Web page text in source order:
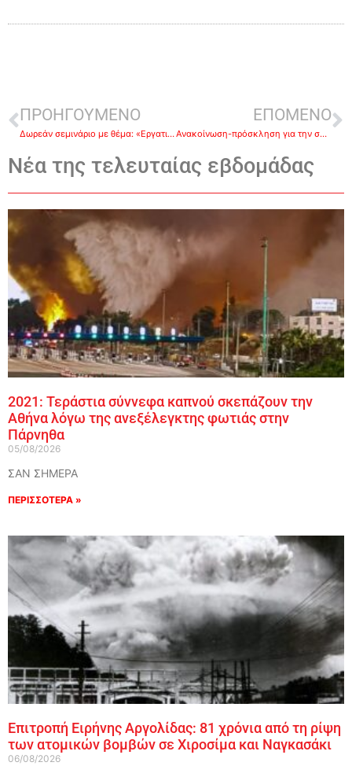
ΠΡΟΗΓΟΥΜΕΝΟ
Δωρεάν σεμινάριο με θέμα: «Εργατικά Θέματα – Ψηφιακή Κάρτα Εργασίας» από το Επιμελητήρια Αργολίδας
ΕΠΟΜΕΝΟ
Ανακοίνωση-πρόσκληση για την συνέλευση της νέας δημοτικής παράταξης στο Αργος
Νέα της τελευταίας εβδομάδας
2021: Τεράστια σύννεφα καπνού σκεπάζουν την
Αθήνα λόγω της ανεξέλεγκτης φωτιάς στην
Πάρνηθα
05/08/2026
ΣΑΝ ΣΗΜΕΡΑ
ΠΕΡΙΣΣΟΤΕΡΑ »
Επιτροπή Ειρήνης Αργολίδας: 81 χρόνια από τη ρίψη
των ατομικών βομβών σε Χιροσίμα και Ναγκασάκι
06/08/2026